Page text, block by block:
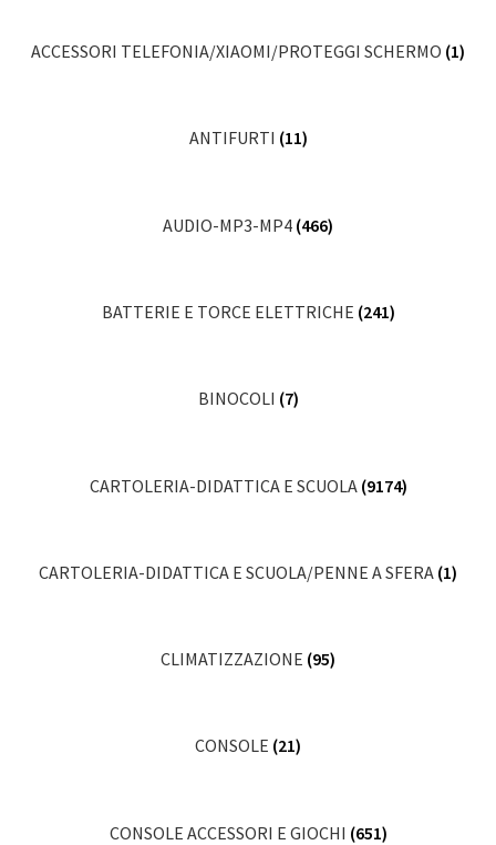
ACCESSORI TELEFONIA/XIAOMI/PROTEGGI SCHERMO (1)
ANTIFURTI (11)
AUDIO-MP3-MP4 (466)
BATTERIE E TORCE ELETTRICHE (241)
BINOCOLI (7)
CARTOLERIA-DIDATTICA E SCUOLA (9174)
CARTOLERIA-DIDATTICA E SCUOLA/PENNE A SFERA (1)
CLIMATIZZAZIONE (95)
CONSOLE (21)
CONSOLE ACCESSORI E GIOCHI (651)